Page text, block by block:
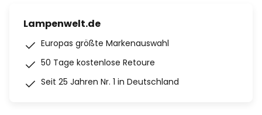
Lampenwelt.de
Europas größte Markenauswahl
50 Tage kostenlose Retoure
Seit 25 Jahren Nr. 1 in Deutschland